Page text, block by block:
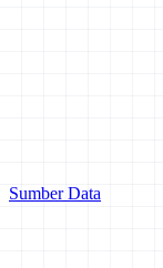
Sumber Data